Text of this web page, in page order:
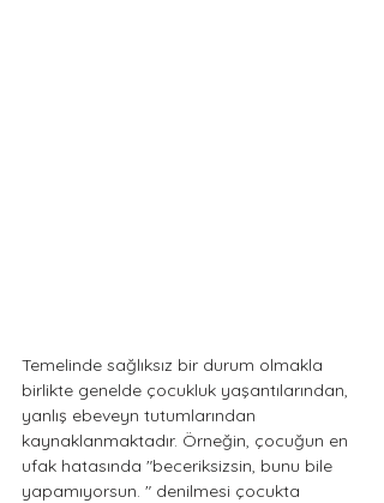
Temelinde sağlıksız bir durum olmakla
birlikte genelde çocukluk yaşantılarından,
yanlış ebeveyn tutumlarından
kaynaklanmaktadır. Örneğin, çocuğun en
ufak hatasında "beceriksizsin, bunu bile
yapamıyorsun. " denilmesi çocukta